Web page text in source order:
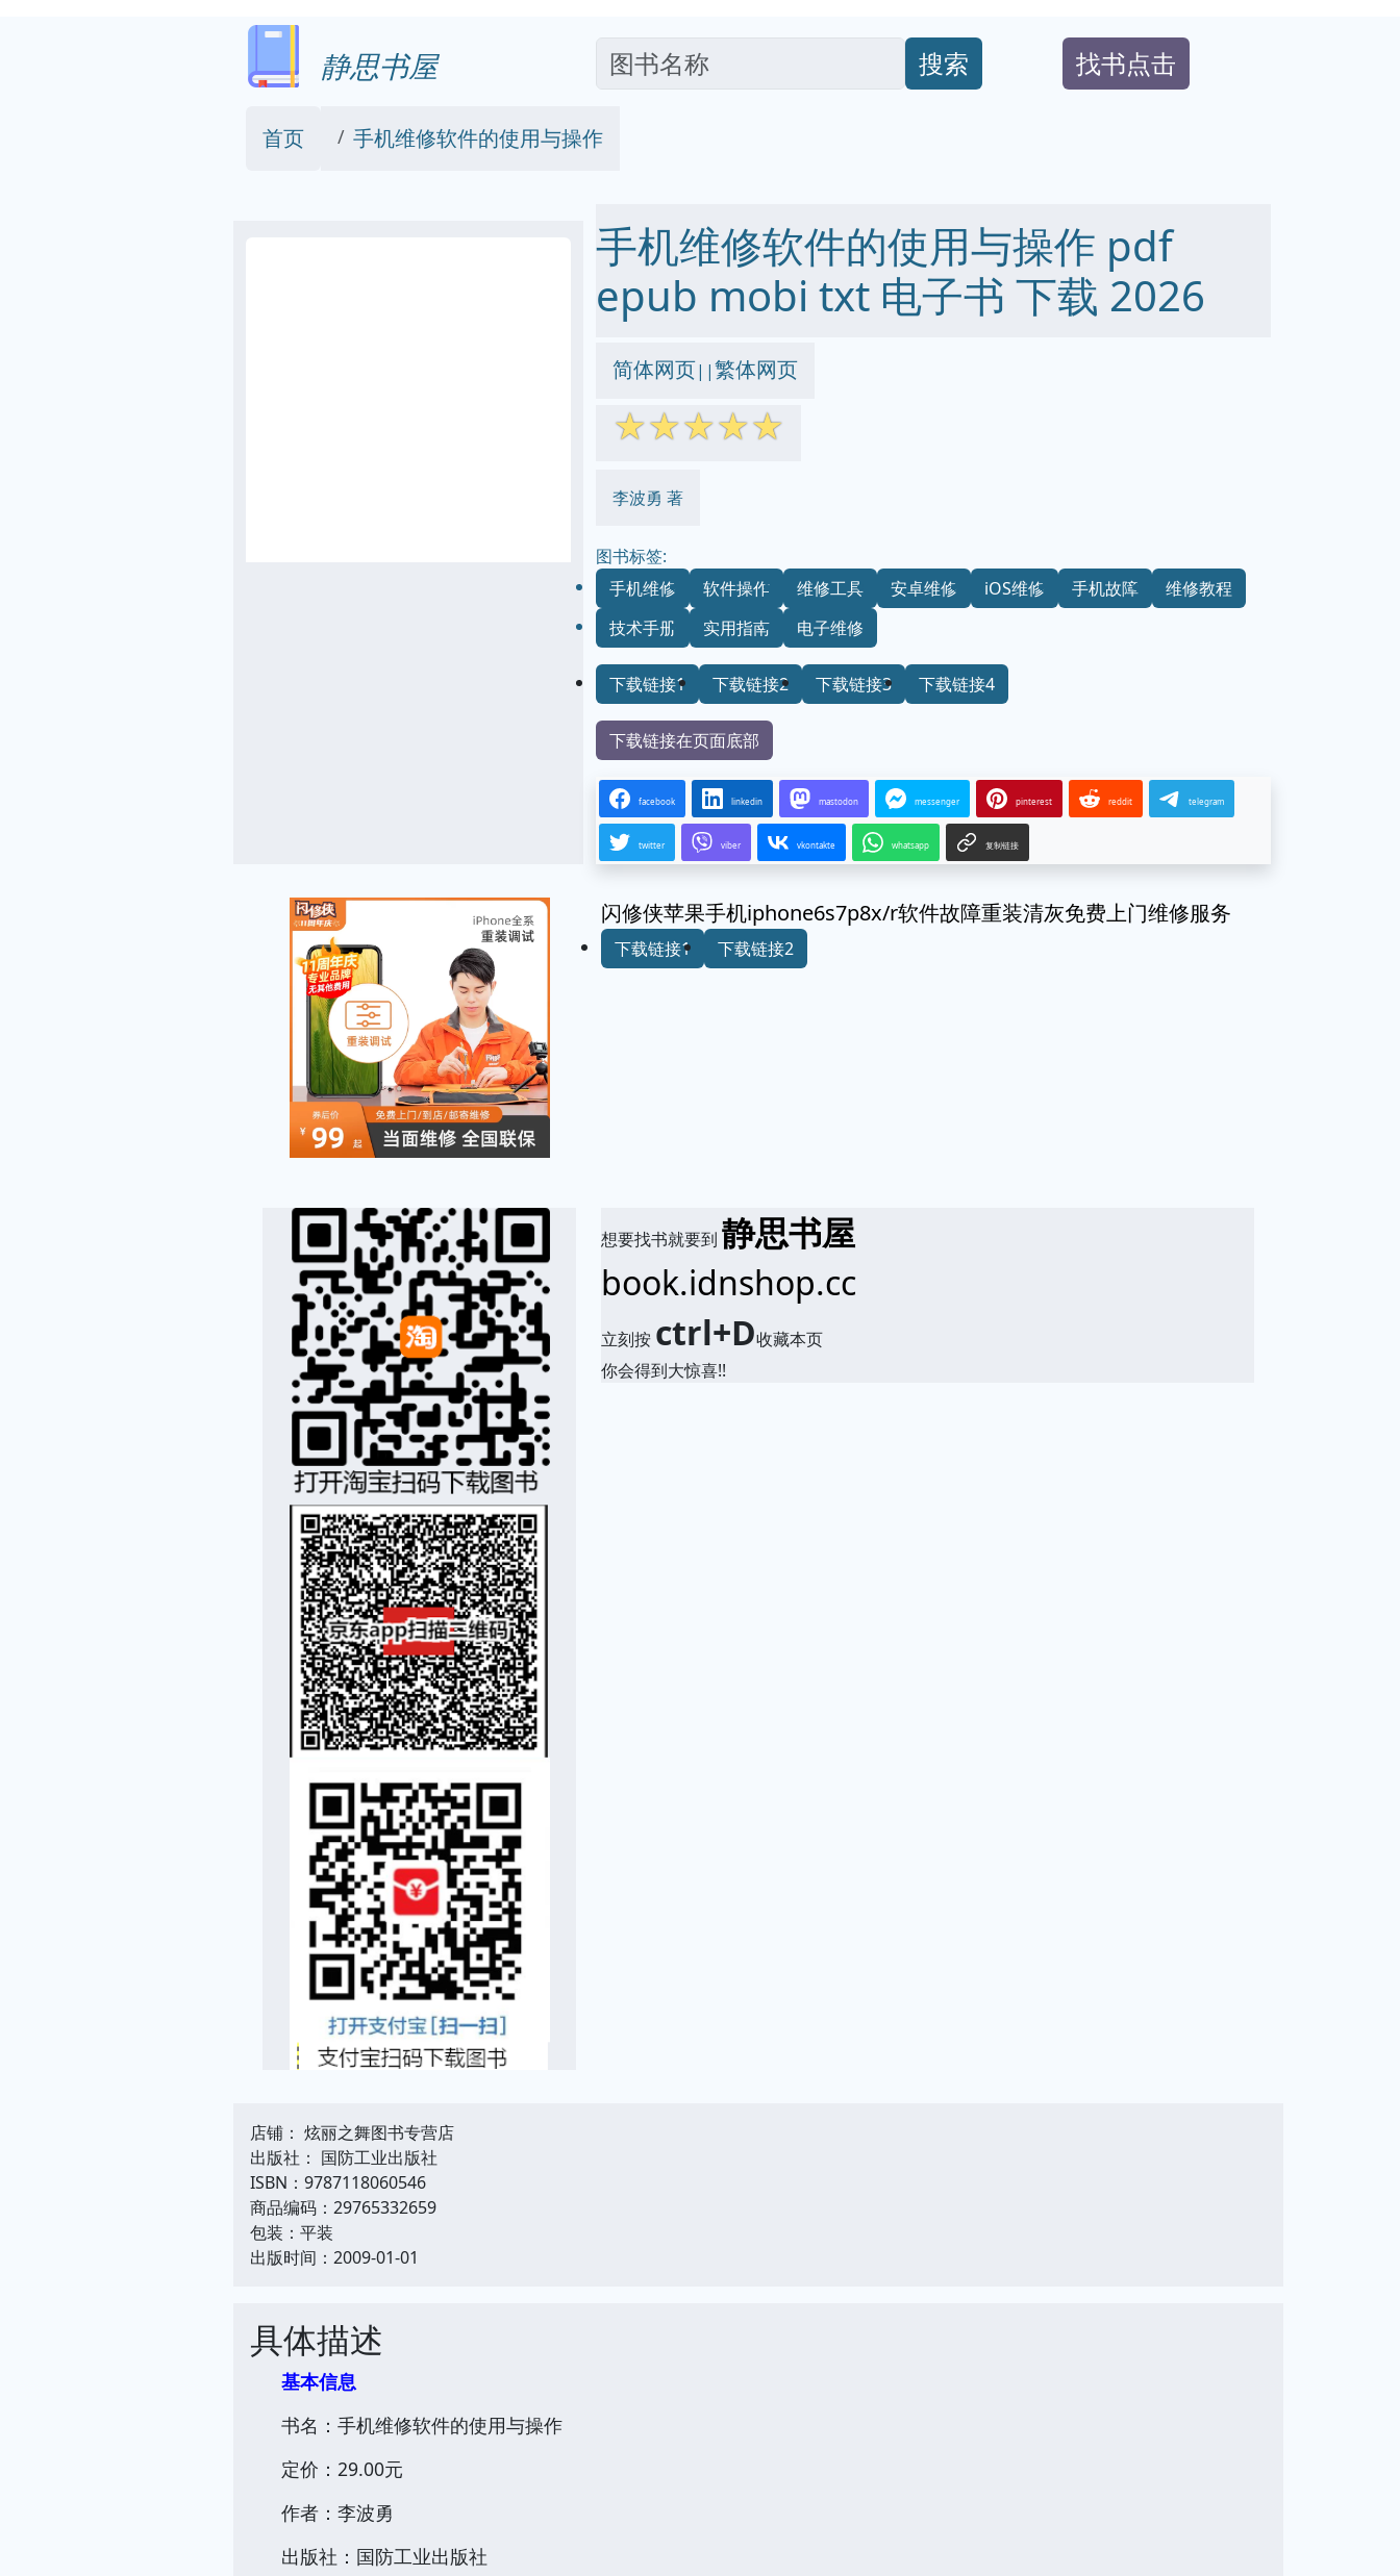
静思书屋 搜索 找书点击
首页 手机维修软件的使用与操作
手机维修软件的使用与操作 pdf
epub mobi txt 电子书 下载 2026
简体网页||繁体网页
☆☆☆☆☆
李波勇 著
图书标签:
手机维修
软件操作 维修工具 安卓维修 iOS维修 手机故障
维修教程
技术手册
实用指南 电子维修
下载链接1 下载链接2 下载链接3 下载链接4
下载链接在页面底部
facebook linkedin mastodon messenger pinterest reddit telegram
twitter viber vkontakte whatsapp 复制链接
闪修侠苹果手机iphone6s7p8x/r软件故障重装清灰免费上门维修服务
下载链接1 下载链接2
想要找书就要到静思书屋
book.idnshop.cc
立刻按 ctrl+D收藏本页
你会得到大惊喜!!
店铺： 炫丽之舞图书专营店
出版社： 国防工业出版社
ISBN：9787118060546
商品编码：29765332659
包装：平装
出版时间：2009-01-01
具体描述
基本信息
书名：手机维修软件的使用与操作
定价：29.00元
作者：李波勇
出版社：国防工业出版社